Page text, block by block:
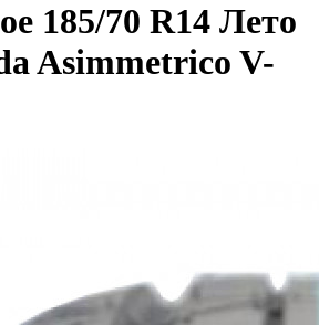
185/70 R14 Лето
Asimmetrico V-